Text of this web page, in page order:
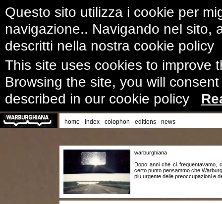
Questo sito utilizza i cookie per
navigazione.. Navigando nel sito,
descritti nella nostra cookie
This site uses cookies to improve
Browsing the site, you will
described in our cookie policy
home - index - colophon - editions - news
warburghiana
Dopo anni che ci frequentavamo,
certo punto pensammo che
più urgente delle preoccupazioni e